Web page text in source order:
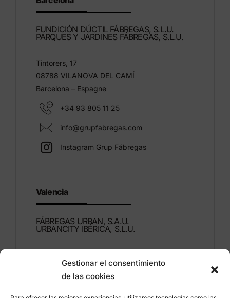
Gestionar el consentimiento
de las cookies
FUNDICIÓN DÚCTIL FÁBREGAS, S.L.U.
PARQUES Y JARDINES FÁBREGAS, S.L.U.
Tintorers, 17
08788 VILANOVA DEL CAMÍ
Barcelona – Espagne
+34 93 805 11 25
info@grupfabregas.com
Instagram Grup Fábregas
Valencia
FÁBREGAS URBAN, S.A.U.
URBANCITY IBÉRICA, S.L.U.
46960 ALDAIA
Valencia – Espagne